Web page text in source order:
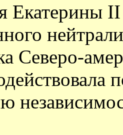
Екатерины
Северо-